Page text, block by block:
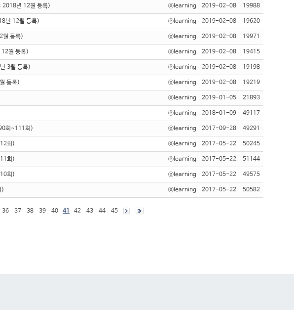
2018년 12월 등록) ⓔlearning 2019-02-08 19988
년 12월 등록) ⓔlearning 2019-02-08 19620
월 등록) ⓔlearning 2019-02-08 19971
12월 등록) ⓔlearning 2019-02-08 19415
3월 등록) ⓔlearning 2019-02-08 19198
등록) ⓔlearning 2019-02-08 19219
ⓔlearning 2019-01-05 21893
ⓔlearning 2018-01-09 49117
회~111회) ⓔlearning 2017-09-28 49291
회) ⓔlearning 2017-05-22 50245
회) ⓔlearning 2017-05-22 51144
회) ⓔlearning 2017-05-22 49575
) ⓔlearning 2017-05-22 50582
36 37 38 39 40 41 42 43 44 45